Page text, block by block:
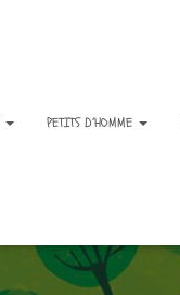
PETITS D’HOMME